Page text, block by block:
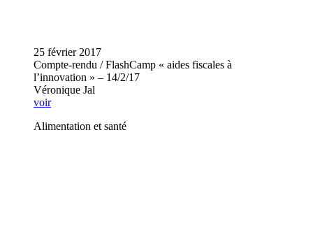
25 février 2017
Compte-rendu / FlashCamp « aides fiscales à
l’innovation » – 14/2/17
Véronique Jal
voir
Alimentation et santé